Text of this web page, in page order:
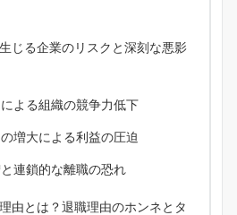
じる企業のリスクと深刻な悪影
よる組織の競争力低下
増大による利益の圧迫
連鎖的な離職の恐れ
由とは？退職理由のホンネとタ